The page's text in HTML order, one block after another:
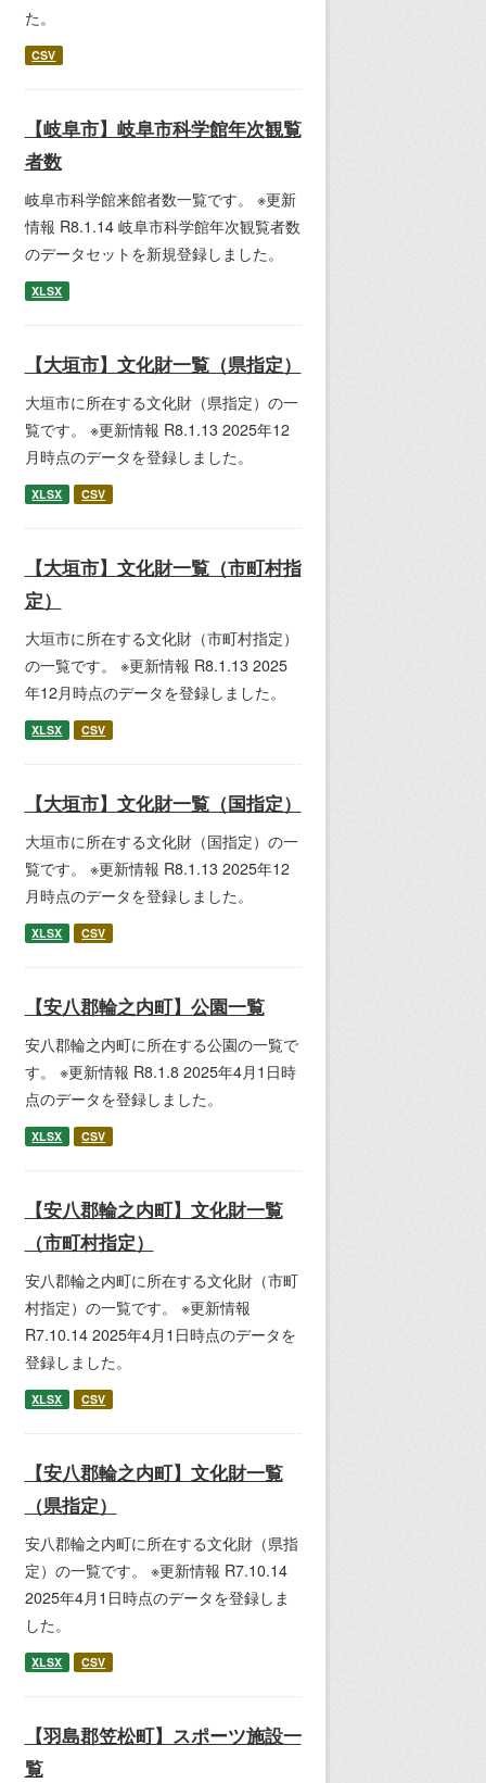
た。
CSV
【岐阜市】岐阜市科学館年次観覧
者数
岐阜市科学館来館者数一覧です。 ※更新
情報 R8.1.14 岐阜市科学館年次観覧者数
のデータセットを新規登録しました。
XLSX
【大垣市】文化財一覧（県指定）
大垣市に所在する文化財（県指定）の一
覧です。 ※更新情報 R8.1.13 2025年12
月時点のデータを登録しました。
XLSX CSV
【大垣市】文化財一覧（市町村指
定）
大垣市に所在する文化財（市町村指定）
の一覧です。 ※更新情報 R8.1.13 2025
年12月時点のデータを登録しました。
XLSX CSV
【大垣市】文化財一覧（国指定）
大垣市に所在する文化財（国指定）の一
覧です。 ※更新情報 R8.1.13 2025年12
月時点のデータを登録しました。
XLSX CSV
【安八郡輪之内町】公園一覧
安八郡輪之内町に所在する公園の一覧で
す。 ※更新情報 R8.1.8 2025年4月1日時
点のデータを登録しました。
XLSX CSV
【安八郡輪之内町】文化財一覧
（市町村指定）
安八郡輪之内町に所在する文化財（市町
村指定）の一覧です。 ※更新情報
R7.10.14 2025年4月1日時点のデータを
登録しました。
XLSX CSV
【安八郡輪之内町】文化財一覧
（県指定）
安八郡輪之内町に所在する文化財（県指
定）の一覧です。 ※更新情報 R7.10.14
2025年4月1日時点のデータを登録しま
した。
XLSX CSV
【羽島郡笠松町】スポーツ施設一
覧